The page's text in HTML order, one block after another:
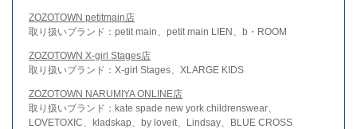
ZOZOTOWN petitmain店
取り扱いブランド：petit main、petit main LIEN、b・ROOM
ZOZOTOWN X-girl Stages店
取り扱いブランド：X-girl Stages、XLARGE KIDS
ZOZOTOWN NARUMIYA ONLINE店
取り扱いブランド：kate spade new york childrenswear、
LOVETOXIC、kladskap、by loveit、Lindsay、BLUE CROSS